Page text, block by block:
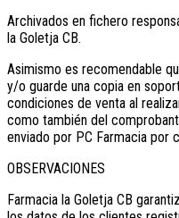
Archivados en fichero
la Goletja CB.
Asimismo es recomendable
y/o guarde una copia en
condiciones de venta al
como también del
enviado por PC Farmacia por
OBSERVACIONES
Farmacia la Goletja CB